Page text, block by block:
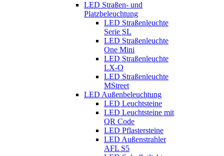
LED Straßen- und
Platzbeleuchtung
LED Straßenleuchte
Serie SL
LED Straßenleuchte
One Mini
LED Straßenleuchte
LX-O
LED Straßenleuchte
MStreet
LED Außenbeleuchtung
LED Leuchtsteine
LED Leuchtsteine mit
QR Code
LED Pflastersteine
LED Außenstrahler
AFL S5